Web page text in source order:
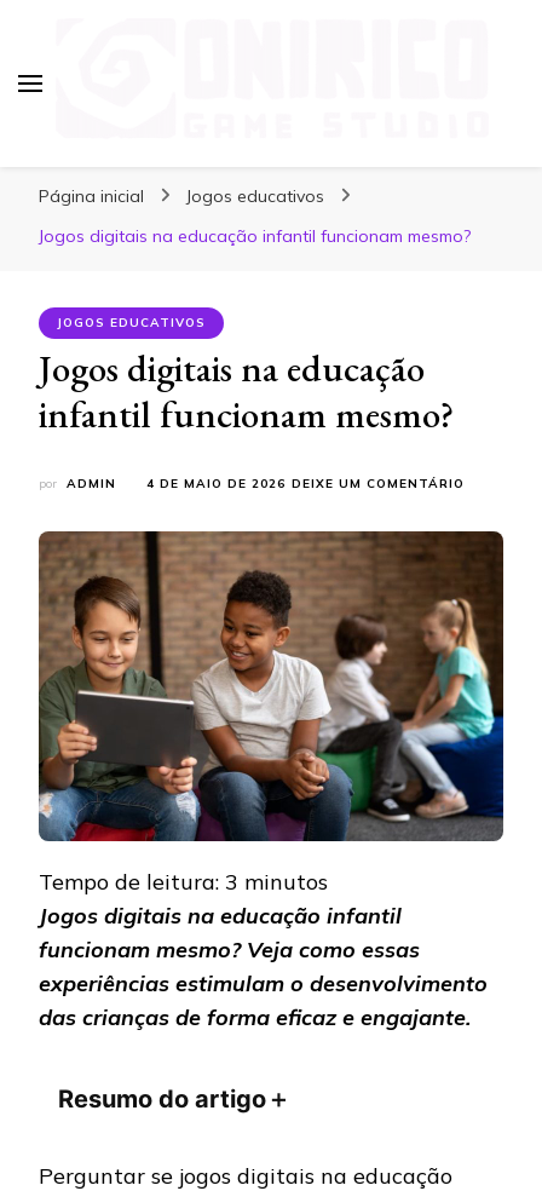
Página inicial
Jogos educativos
Jogos digitais na educação infantil funcionam mesmo?
JOGOS EDUCATIVOS
Jogos digitais na educação
infantil funcionam mesmo?
por ADMIN 4 DE MAIO DE 2026 DEIXE UM COMENTÁRIO
MESMO?
Tempo de leitura: 3 minutos
Jogos digitais na educação infantil
funcionam mesmo? Veja como essas
experiências estimulam o desenvolvimento
das crianças de forma eficaz e engajante.
Resumo do artigo＋
Perguntar se jogos digitais na educação